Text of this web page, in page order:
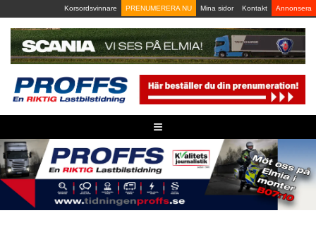
to
content
Korsordsvinnare PRENUMERERA NU Mina sidor Kontakt Annonsera
≡